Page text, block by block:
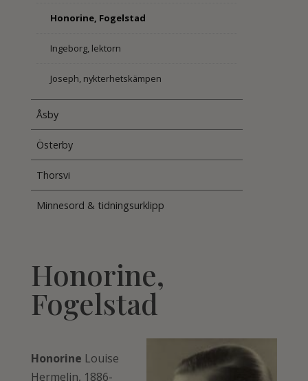
Honorine, Fogelstad
Ingeborg, lektorn
Joseph, nykterhetskämpen
Åsby
Österby
Thorsvi
Minnesord & tidningsurklipp
Honorine,
Fogelstad
Honorine Louise
Hermelin, 1886-